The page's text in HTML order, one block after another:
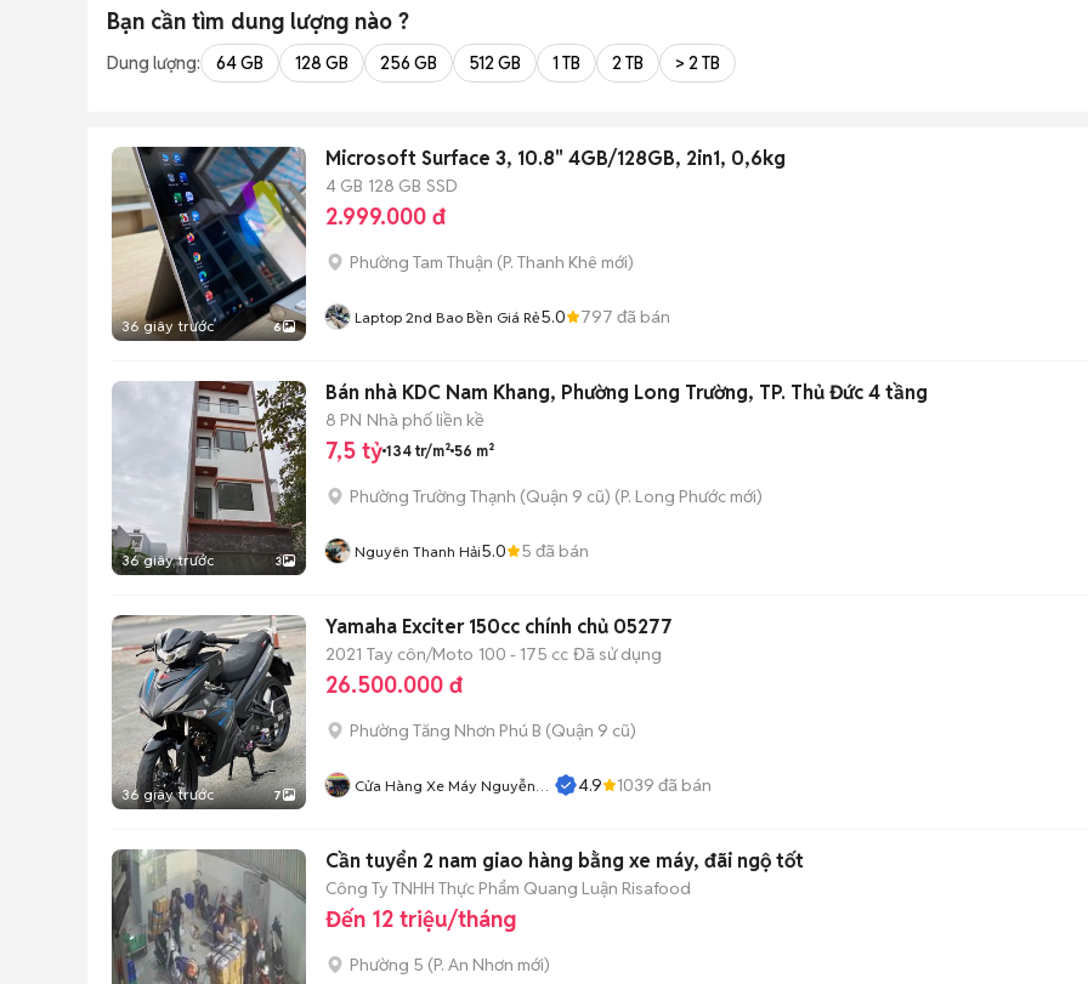
Bạn cần tìm dung lượng nào ?
Dung lượng: 64 GB 128 GB 256 GB 512 GB 1 TB 2 TB > 2 TB
36 giây trước 6
Microsoft Surface 3, 10.8" 4GB/128GB, 2in1, 0,6kg
4 GB 128 GB SSD
2.999.000 đ
Phường Tam Thuận (P. Thanh Khê mới)
Laptop 2nd Bao Bền Giá Rẻ5.0 797 đã bán
36 giây trước 3
Bán nhà KDC Nam Khang, Phường Long Trường, TP. Thủ Đức 4 tầng
8 PN Nhà phố liền kề
7,5 tỷ 134 tr/m² 56 m²
Phường Trường Thạnh (Quận 9 cũ) (P. Long Phước mới)
Nguyên Thanh Hải5.0 5 đã bán
36 giây trước 7
Yamaha Exciter 150cc chính chủ 05277
2021 Tay côn/Moto 100 - 175 cc Đã sử dụng
26.500.000 đ
Phường Tăng Nhơn Phú B (Quận 9 cũ)
Cửa Hàng Xe Máy Nguyễn
4.9 1039 đã bán
Cần tuyển 2 nam giao hàng bằng xe máy, đãi ngộ tốt
Công Ty TNHH Thực Phẩm Quang Luận Risafood
Đến 12 triệu/tháng
Phường 5 (P. An Nhơn mới)